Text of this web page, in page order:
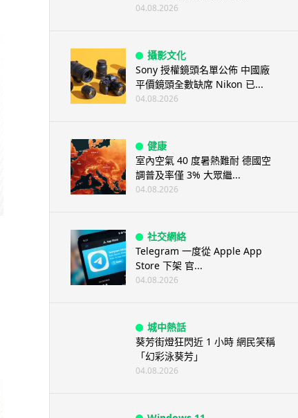
04.08.2026
攝影文化
Sony 授權鏡頭名單公佈 中國廠
平價鏡頭全數缺席 Nikon 已...
04.08.2026
健康
室內空氣 40 度暑熱難耐 德國空
調普及率僅 3% 大眾繼...
04.08.2026
社交網絡
Telegram 一度從 Apple App
Store 下架 官...
04.08.2026
城中熱話
葵芳街燈狂閃近 1 小時 網民笑稱
「幻彩泳葵芳」
04.08.2026